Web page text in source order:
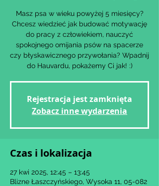
Masz psa w wieku powyżej 5 miesięcy?
Chcesz wiedzieć jak budować motywację
do pracy z człowiekiem, nauczyć
spokojnego omijania psów na spacerze
czy błyskawicznego przywołania? Wpadnij
Rejestracja jest zamknięta
Zobacz inne wydarzenia
Czas i lokalizacja
27 kwi 2025, 12:45 – 13:45
Blizne Łaszczyńskiego, Wysoka 11, 05-082